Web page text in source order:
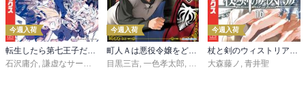
今週入荷
転生したら第七王子だったので、気ままに魔術を極めます（２４）
石沢庸介, 謙虚なサークル メル。
今週入荷
町人Ａは悪役令嬢をどうしても救いたい ～どぶと空と氷の姫君～１０【電子書店共通特典イラスト付】
目黒三吉, 一色孝太郎, Parum
今週入荷
杖と剣のウィストリア（１６）
大森藤ノ , 青井聖